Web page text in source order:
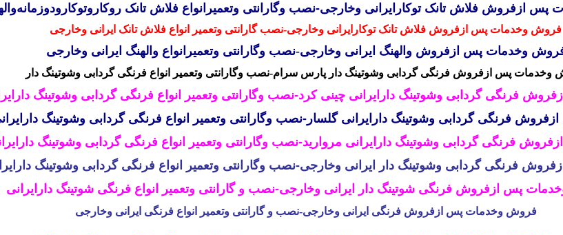
پس ازفروش فلاش تانک توکارایرانی وخارجی-نصب وگارانتی وتعمیرانواع فلاش تانک روکاروتوکارودوزمانه
فروش وخدمات پس ازفروش فلاش تانک توکارایرانی وخارجی-نصب گارانتی وتعمیر انواع فلاش تانک ایرانی وخارجی
وخدمات پس ازفروش والهنگ ایرانی وخارجی-نصب وگارانتی وتعمیرانواع والهنگ ایرانی وخارجی
وخدمات پس ازفروش فرنگی گردابی وشوتینگ دار پارس سرام-نصب وگارانتی وتعمیر انواع فرنگی گردابی وشوتینگ دار
فرنگی گردابی وشوتینگ دارایرانی چینی کرد-نصب وگارانتی وتعمیر انواع فرنگی گردابی وشوتینگ
فرنگی گردابی وشوتینگ دارایرانی گلسار-نصب وگارانتی وتعمیر انواع فرنگی گردابی وشوتینگ
فرنگی گردابی وشوتینگ دارایرانی مروارید-نصب وگارانتی وتعمیر انواع فرنگی گردابی وشوتینگ
فرنگی گردابی وشوتینگ دار ایرانی وخارجی-نصب وگارانتی وتعمیر انواع فرنگی گردابی وشوتینگ
پس ازفروش فرنگی شوتینگ دار ایرانی وخارجی-نصب و گارانتی وتعمیر انواع فرنگی شوتینگ دارایرانی
فروش وخدمات پس ازفروش فرنگی ایرانی وخارجی-نصب و گارانتی وتعمیر انواع فرنگی ایرانی وخارجی